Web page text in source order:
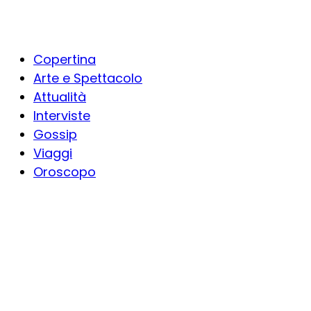
Copertina
Arte e Spettacolo
Attualità
Interviste
Gossip
Viaggi
Oroscopo